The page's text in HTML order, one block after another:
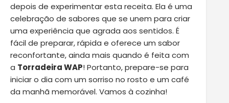
depois de experimentar esta receita. Ela é uma
celebração de sabores que se unem para criar
uma experiência que agrada aos sentidos. É
fácil de preparar, rápida e oferece um sabor
reconfortante, ainda mais quando é feita com
a Torradeira WAP! Portanto, prepare-se para
iniciar o dia com um sorriso no rosto e um café
da manhã memorável. Vamos à cozinha!